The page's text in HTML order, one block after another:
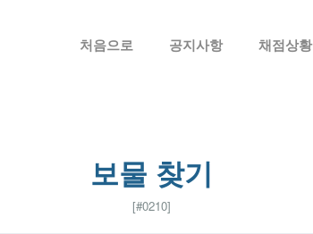
처음으로 공지사항 채점상황
보물 찾기
[#0210]